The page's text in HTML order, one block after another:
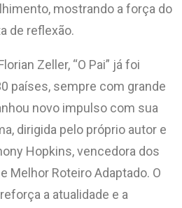
mostrando a força do
de reflexão.
Zeller, “O Pai” já foi
países, sempre com grande
novo impulso com sua
dirigida pelo próprio autor e
Hopkins, vencedora dos
Melhor Roteiro Adaptado. O
a atualidade e a